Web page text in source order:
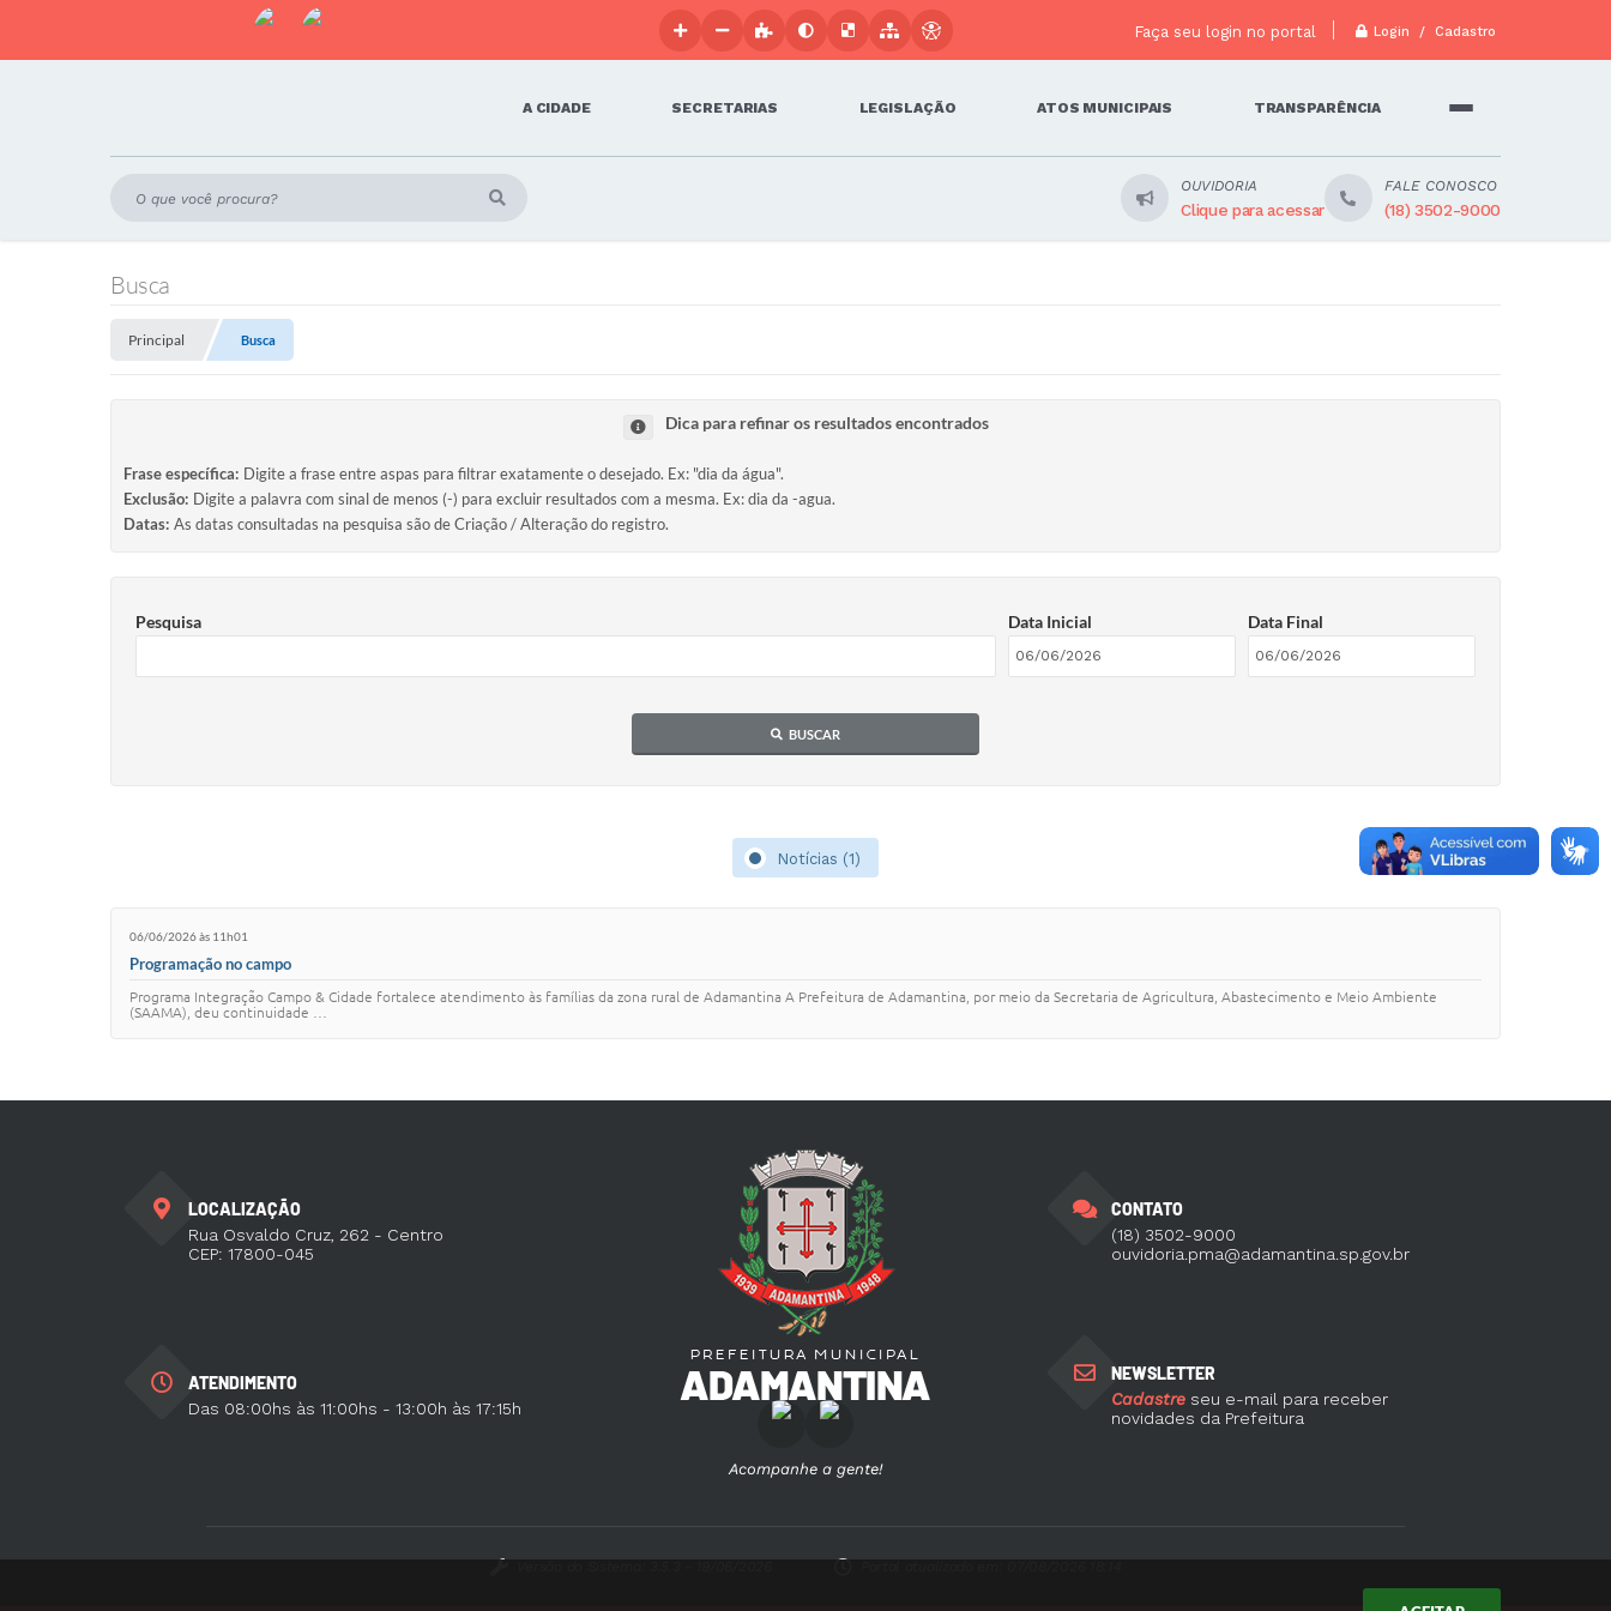
Faça seu login no portal Login / Cadastro
A CIDADE SECRETARIAS LEGISLAÇÃO ATOS MUNICIPAIS TRANSPARÊNCIA
OUVIDORIA
Clique para acessar
FALE CONOSCO
(18) 3502-9000
Busca
Principal Busca
Dica para refinar os resultados encontrados
Frase específica: Digite a frase entre aspas para filtrar exatamente o desejado. Ex: "dia da água".
Exclusão: Digite a palavra com sinal de menos (-) para excluir resultados com a mesma. Ex: dia da -agua.
Datas: As datas consultadas na pesquisa são de Criação / Alteração do registro.
Pesquisa Data Inicial Data Final
BUSCAR
Notícias (1)
06/06/2026 às 11h01
Programação no campo
Programa Integração Campo & Cidade fortalece atendimento às famílias da zona rural de Adamantina A Prefeitura de Adamantina, por meio da Secretaria de Agricultura, Abastecimento e Meio Ambiente
(SAAMA), deu continuidade …
Acompanhe a gente!
LOCALIZAÇÃO
Rua Osvaldo Cruz, 262 - Centro
CEP: 17800-045
CONTATO
(18) 3502-9000
ouvidoria.pma@adamantina.sp.gov.br
ATENDIMENTO
Das 08:00hs às 11:00hs - 13:00h às 17:15h
NEWSLETTER
Cadastreseu e-mail para receber
novidades da Prefeitura